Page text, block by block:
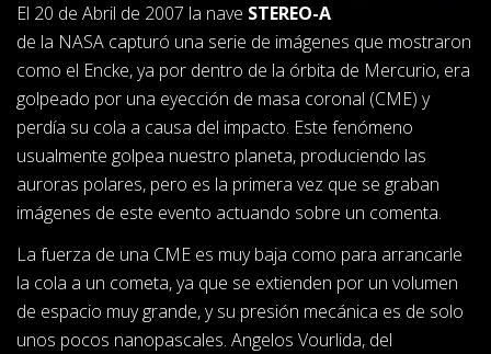
El 20 de Abril de 2007 la nave STEREO-A
de la NASA capturó una serie de imágenes que mostraron
como el Encke, ya por dentro de la órbita de Mercurio, era
golpeado por una eyección de masa coronal (CME) y
perdía su cola a causa del impacto. Este fenómeno
usualmente golpea nuestro planeta, produciendo las
auroras polares, pero es la primera vez que se graban
imágenes de este evento actuando sobre un comenta.
La fuerza de una CME es muy baja como para arrancarle
la cola a un cometa, ya que se extienden por un volumen
de espacio muy grande, y su presión mecánica es de solo
unos pocos nanopascales. Angelos Vourlida, del